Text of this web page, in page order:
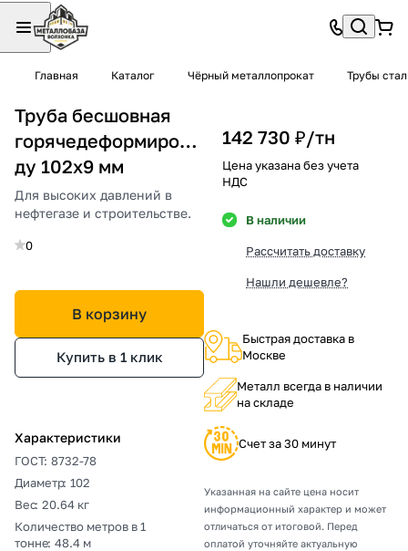
Главная Каталог Чёрный металлопрокат Трубы
Труба бесшовная
горячедеформированная
ду 102х9 мм
Для высоких давлений в
нефтегазе и строительстве.
0
В корзину
Купить в 1 клик
Характеристики
ГОСТ: 8732-78
Диаметр: 102
Вес: 20.64 кг
Количество метров в 1
тонне: 48.4 м
142 730 ₽/тн
Цена указана без учета
НДС
В наличии
Рассчитать доставку
Нашли дешевле?
Быстрая доставка в
Москве
Металл всегда в наличии
на складе
Счет за 30 минут
Указанная на сайте цена носит
информационный характер и может
отличаться от итоговой. Перед
оплатой уточняйте актуальную